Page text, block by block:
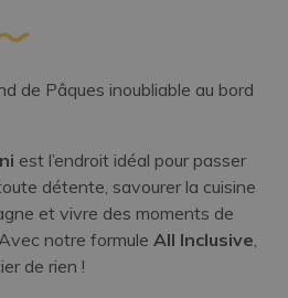
de Pâques inoubliable au bord
est l’endroit idéal pour passer
détente, savourer la cuisine
et vivre des moments de
notre formule All Inclusive,
de rien !